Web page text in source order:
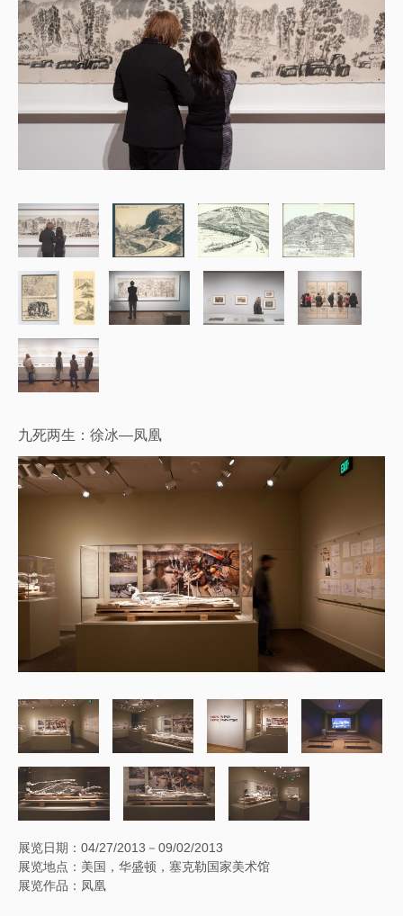
九死两生：徐冰—凤凰
展览日期：04/27/2013－09/02/2013
展览地点：美国，华盛顿，塞克勒国家美术馆
展览作品：凤凰